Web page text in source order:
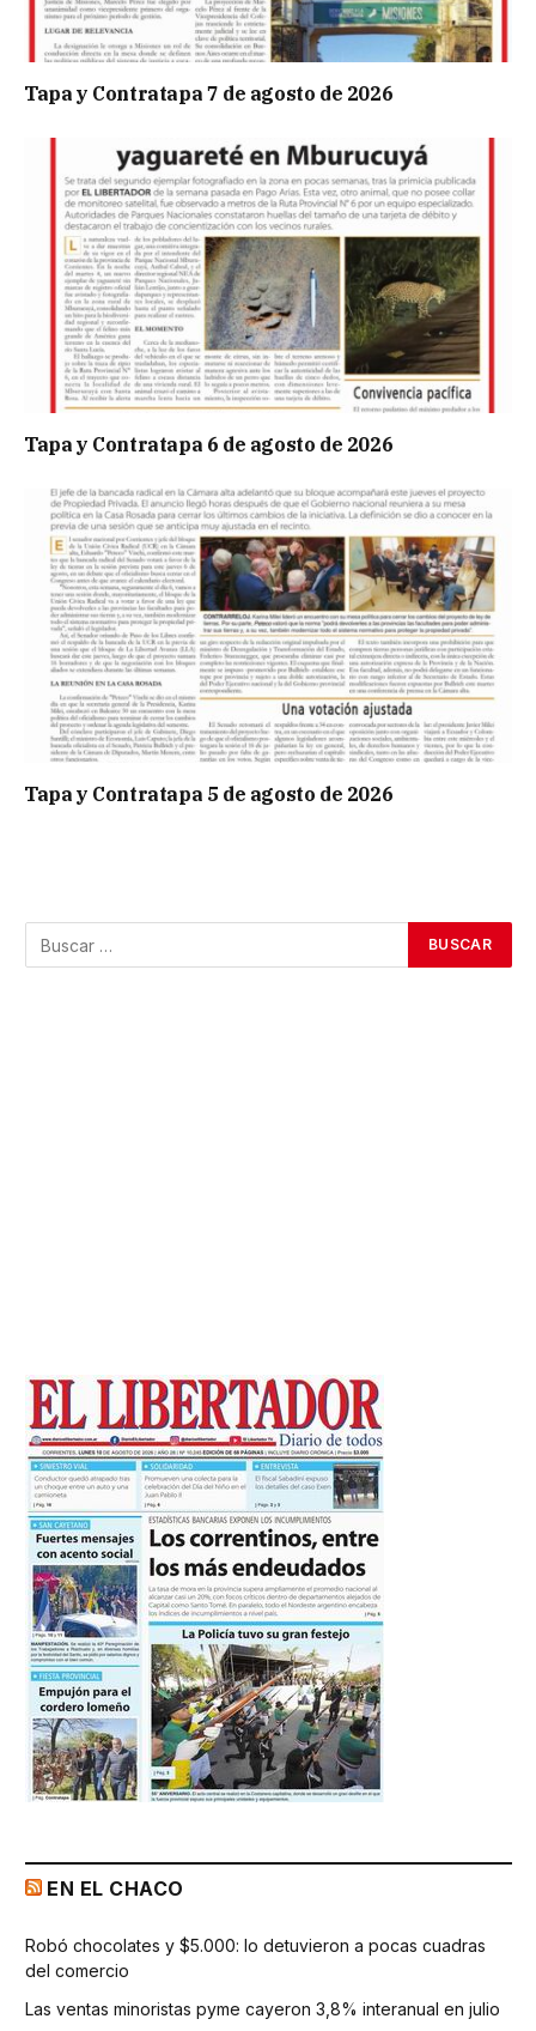
Tapa y Contratapa 7 de agosto de 2026
Tapa y Contratapa 6 de agosto de 2026
Tapa y Contratapa 5 de agosto de 2026
EN EL CHACO
Robó chocolates y $5.000: lo detuvieron a pocas cuadras
del comercio
Las ventas minoristas pyme cayeron 3,8% interanual en julio